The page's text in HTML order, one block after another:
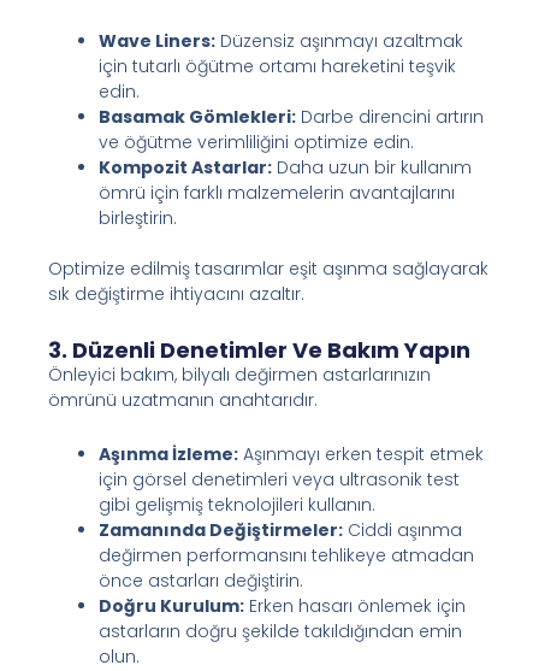
Wave Liners:Düzensiz aşınmayı azaltmak
için tutarlı öğütme ortamı hareketini teşvik
edin.
Basamak Gömlekleri:Darbe direncini artırın
ve öğütme verimliliğini optimize edin.
Kompozit Astarlar:Daha uzun bir kullanım
ömrü için farklı malzemelerin avantajlarını
birleştirin.
Optimize edilmiş tasarımlar eşit aşınma sağlayarak
sık değiştirme ihtiyacını azaltır.
3. Düzenli Denetimler Ve Bakım Yapın
Önleyici bakım, bilyalı değirmen astarlarınızın
ömrünü uzatmanın anahtarıdır.
Aşınma İzleme:Aşınmayı erken tespit etmek
için görsel denetimleri veya ultrasonik test
gibi gelişmiş teknolojileri kullanın.
Zamanında Değiştirmeler:Ciddi aşınma
değirmen performansını tehlikeye atmadan
önce astarları değiştirin.
Doğru Kurulum:Erken hasarı önlemek için
astarların doğru şekilde takıldığından emin
olun.